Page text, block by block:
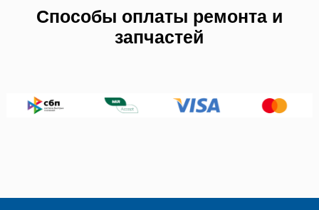
Способы оплаты ремонта и
запчастей